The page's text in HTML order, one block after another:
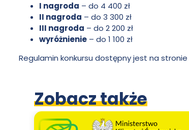
I nagroda – do 4 400 zł
II nagroda – do 3 300 zł
III nagroda – do 2 200 zł
wyróżnienie – do 1 100 zł
Regulamin konkursu dostępny jest na stronie
Zobacz także